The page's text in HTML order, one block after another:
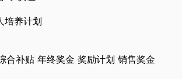
培养计划
合补贴 年终奖金 奖励计划 销售奖金